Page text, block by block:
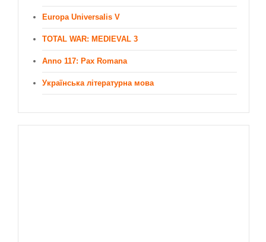
Europa Universalis V
TOTAL WAR: MEDIEVAL 3
Anno 117: Pax Romana
Українська літературна мова